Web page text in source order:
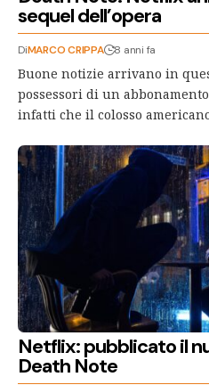
sequel dell’opera
DiMARCO CRIPPA 8 anni fa
Buone notizie arrivano in
possessori di un
infatti che il colosso
Netflix: pubblicato il
Death Note